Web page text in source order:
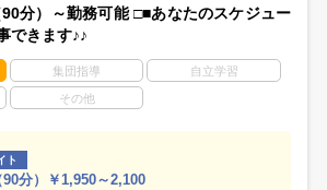
分）～勤務可能 □■あなたのスケジュー
できます♪♪
集団指導 自立学習
その他
ト
分）￥1,950～2,100